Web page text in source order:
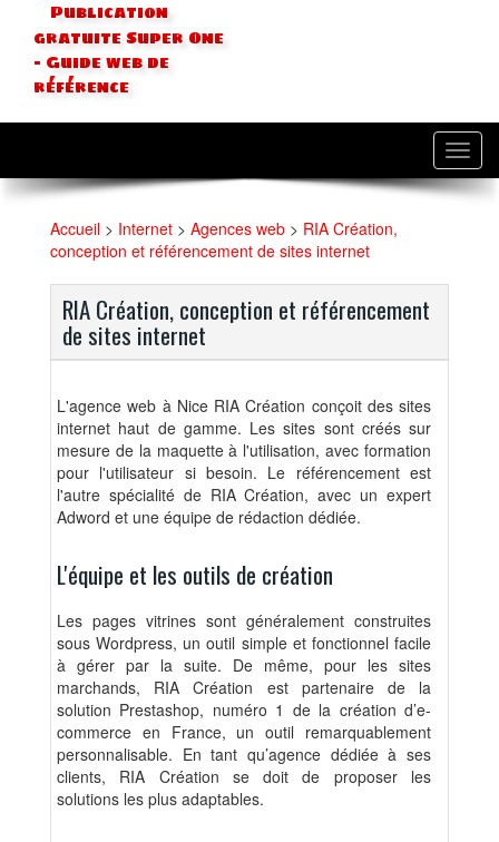
Publication
gratuite Super One
- Guide web de
référence
Accueil > Internet > Agences web > RIA Création,
conception et référencement de sites internet
RIA Création, conception et référencement
de sites internet
L'agence web à Nice RIA Création conçoit des sites
internet haut de gamme. Les sites sont créés sur
mesure de la maquette à l'utilisation, avec formation
pour l'utilisateur si besoin. Le référencement est
l'autre spécialité de RIA Création, avec un expert
Adword et une équipe de rédaction dédiée.
L'équipe et les outils de création
Les pages vitrines sont généralement construites
sous Wordpress, un outil simple et fonctionnel facile
à gérer par la suite. De même, pour les sites
marchands, RIA Création est partenaire de la
solution Prestashop, numéro 1 de la création d’e-
commerce en France, un outil remarquablement
personnalisable. En tant qu’agence dédiée à ses
clients, RIA Création se doit de proposer les
solutions les plus adaptables.